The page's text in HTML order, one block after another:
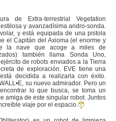
de Extra-terrestrial Vegetation
y avanzadísima andro-sonda.
y está equipada de una pistola
el Capitán del Axioma (el enorme y
la nave que acoge a miles de
también llama Sonda Uno,
de robots enviados a la Tierra
de exploración. EVE tiene una
decidida a realizarla con éxito.
su nuevo admirador. Pero un
lo que busca, se toma un
amiga de este singular robot. Juntos
viaje por el espacio.